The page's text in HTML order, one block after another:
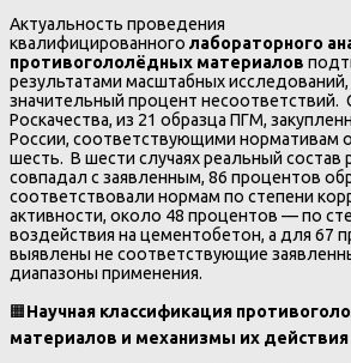
Актуальность проведения
квалифицированного лабораторного
противогололёдных материалов
результатами масштабных
значительный процент несоответствий.
Роскачества, из 21 образца ПГМ,
России, соответствующими нормативам
шесть. В шести случаях реальный состав
совпадал с заявленным, 86 процентов
соответствовали нормам по степени
активности, около 48 процентов — по
воздействия на цементобетон, а для 67
выявлены не соответствующие
диапазоны применения.
🟧Научная классификация
материалов и механизмы их действия